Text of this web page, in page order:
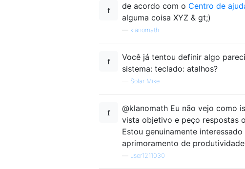
de acordo com o Centro de
alguma coisa XYZ & gt;)
klanomath
Você já tentou definir algo
sistema: teclado: atalhos?
— Solar Mike
@klanomath Eu não vejo como
vista objetivo e peço respostas
Estou genuinamente
aprimoramento de produtividade
user1211030